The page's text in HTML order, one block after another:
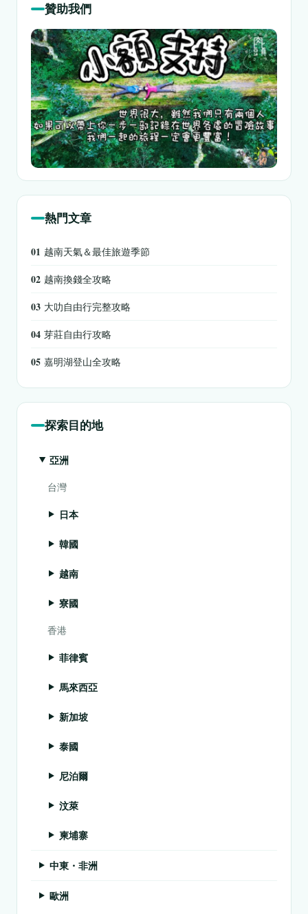
贊助我們
熱門文章
01 越南天氣＆最佳旅遊季節
02 越南換錢全攻略
03 大叻自由行完整攻略
04 芽莊自由行攻略
05 嘉明湖登山全攻略
探索目的地
亞洲
台灣
日本
韓國
越南
寮國
香港
菲律賓
馬來西亞
新加坡
泰國
尼泊爾
汶萊
柬埔寨
中東・非洲
歐洲